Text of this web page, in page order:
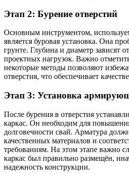
Этап 2: Бурение отверстий
Основным инструментом,
является буровая установка. Она
грунте. Глубина и диаметр зависят
проектных нагрузок. Важно
некоторые методы позволяют
отверстия, что обеспечивает
Этап 3: Установка
После бурения в отверстия
каркас. Он необходим для
долговечности свай. Арматура
качественных материалов и
требованиям. На этом этапе важно
каркас был правильно размещён,
надежность конструкции.